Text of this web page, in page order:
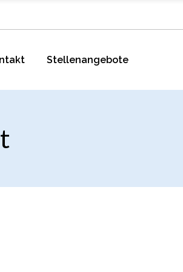
Stellenangebote